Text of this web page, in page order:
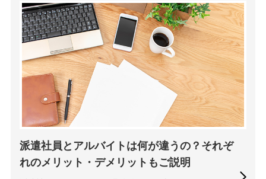
派遣社員とアルバイトは何が違うの？それぞ
れのメリット・デメリットもご説明